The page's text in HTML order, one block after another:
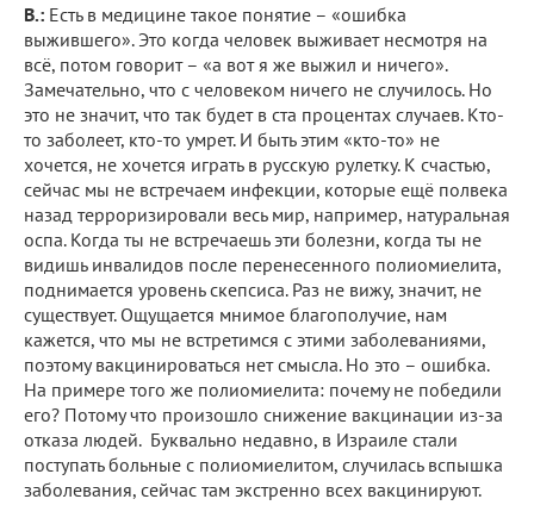
В.: Есть в медицине такое понятие – «ошибка
выжившего». Это когда человек выживает несмотря на
всё, потом говорит – «а вот я же выжил и ничего».
Замечательно, что с человеком ничего не случилось. Но
это не значит, что так будет в ста процентах случаев. Кто-
то заболеет, кто-то умрет. И быть этим «кто-то» не
хочется, не хочется играть в русскую рулетку. К счастью,
сейчас мы не встречаем инфекции, которые ещё полвека
назад терроризировали весь мир, например, натуральная
оспа. Когда ты не встречаешь эти болезни, когда ты не
видишь инвалидов после перенесенного полиомиелита,
поднимается уровень скепсиса. Раз не вижу, значит, не
существует. Ощущается мнимое благополучие, нам
кажется, что мы не встретимся с этими заболеваниями,
поэтому вакцинироваться нет смысла. Но это – ошибка.
На примере того же полиомиелита: почему не победили
его? Потому что произошло снижение вакцинации из-за
отказа людей. Буквально недавно, в Израиле стали
поступать больные с полиомиелитом, случилась вспышка
заболевания, сейчас там экстренно всех вакцинируют.